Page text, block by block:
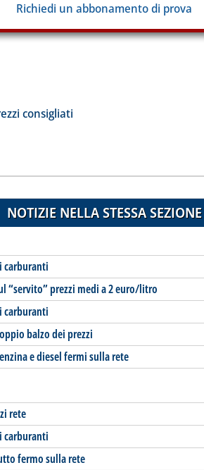
Richiedi un abbonamento di prova
alla notizia
consigliati
NOTIZIE NELLA STESSA SEZIONE
carburanti
“servito” prezzi medi a 2 euro/litro
carburanti
balzo dei prezzi
e diesel fermi sulla rete
rete
carburanti
fermo sulla rete